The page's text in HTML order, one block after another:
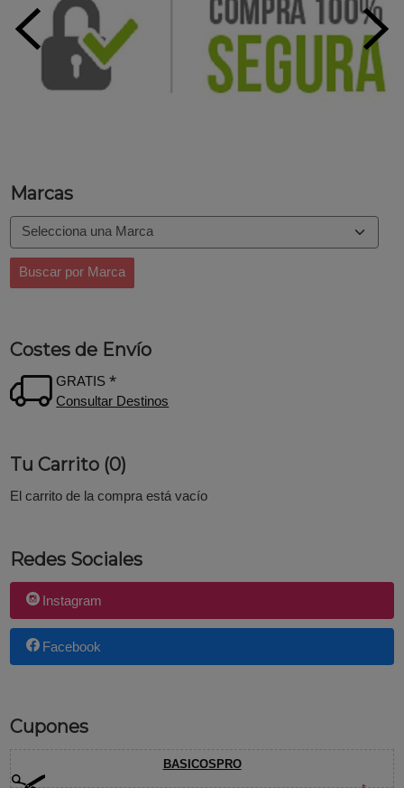
Marcas
Costes de Envío
GRATIS *
Consultar Destinos
Tu Carrito (0)
El carrito de la compra está vacío
Redes Sociales
Instagram
Facebook
Cupones
BASICOSPRO